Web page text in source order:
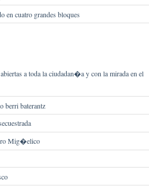
cuatro grandes bloques
a toda la ciudadan�a y con la mirada en el
berri baterantz
Mig�elico